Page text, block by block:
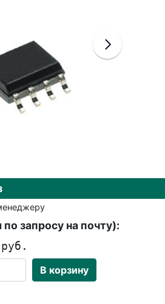
запросу на почту):
В корзину